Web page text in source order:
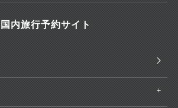
国内旅行予約サイト